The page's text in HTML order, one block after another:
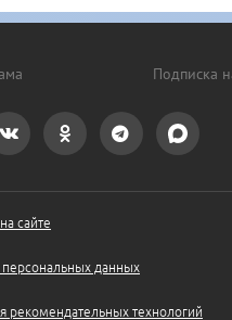
Подписка
сайте
персональных данных
рекомендательных технологий